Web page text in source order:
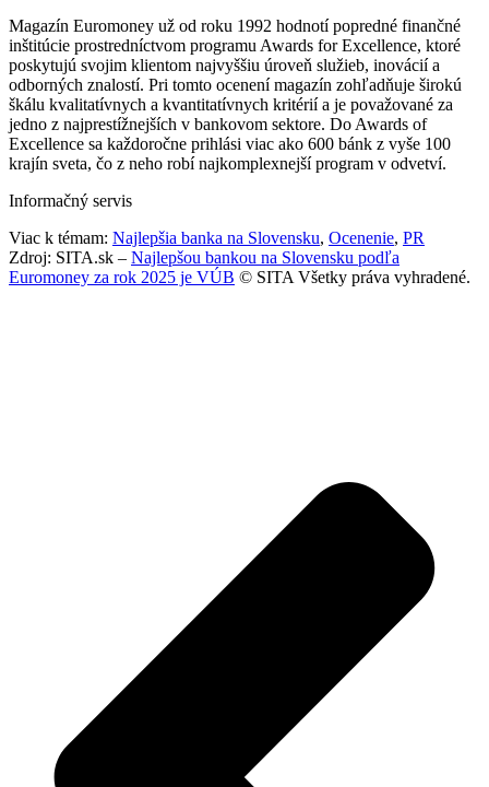
Magazín Euromoney už od roku 1992 hodnotí popredné finančné
inštitúcie prostredníctvom programu Awards for Excellence, ktoré
poskytujú svojim klientom najvyššiu úroveň služieb, inovácií a
odborných znalostí. Pri tomto ocenení magazín zohľadňuje širokú
škálu kvalitatívnych a kvantitatívnych kritérií a je považované za
jedno z najprestížnejších v bankovom sektore. Do Awards of
Excellence sa každoročne prihlási viac ako 600 bánk z vyše 100
krajín sveta, čo z neho robí najkomplexnejší program v odvetví.
Informačný servis
Viac k témam: Najlepšia banka na Slovensku, Ocenenie, PR
Zdroj: SITA.sk – Najlepšou bankou na Slovensku podľa
Euromoney za rok 2025 je VÚB © SITA Všetky práva vyhradené.